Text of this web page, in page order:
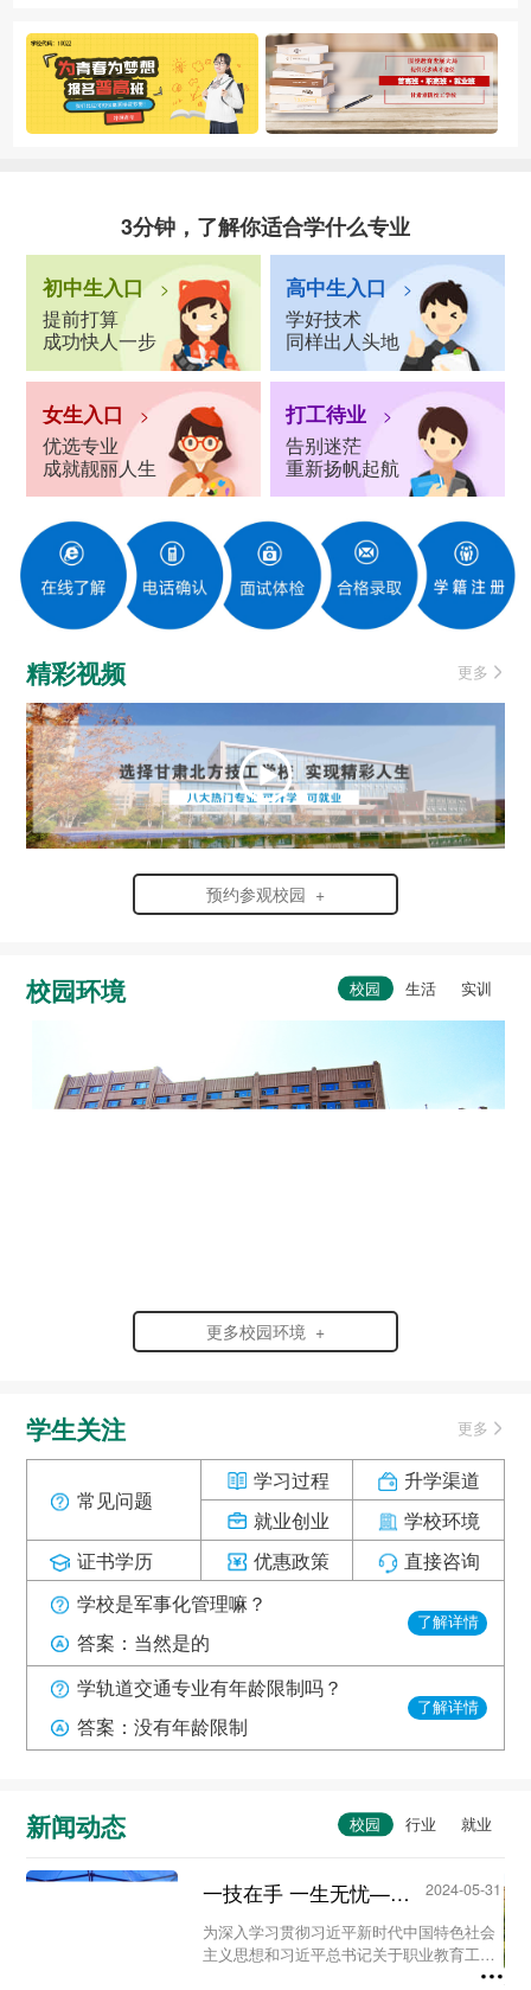
3分钟，了解你适合学什么专业
初中生入口 >
提前打算
成功快人一步
高中生入口 >
学好技术
同样出人头地
女生入口 >
优选专业
成就靓丽人生
打工待业 >
告别迷茫
重新扬帆起航
精彩视频 更多
预约参观校园 +
校园环境
更多校园环境 +
学生关注 更多
常见问题
学习过程
就业创业
升学渠道
学校环境
证书学历
优惠政策
直接咨询
学校是军事化管理嘛？
答案：当然是的
了解详情
学轨道交通专业有年龄限制吗？
答案：没有年龄限制
了解详情
新闻动态
一技在手 一生无忧——甘肃秦陇技工学校职教活动周系列活动...
2024-05-31
为深入学习贯彻习近平新时代中国特色社会
主义思想和习近平总书记关于职业教育工作
的重要指示精神及全国职业教育大会精神，